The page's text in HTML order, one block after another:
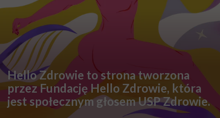
Hello Zdrowie to strona tworzona
przez Fundację Hello Zdrowie, która
jest społecznym głosem USP Zdrowie.